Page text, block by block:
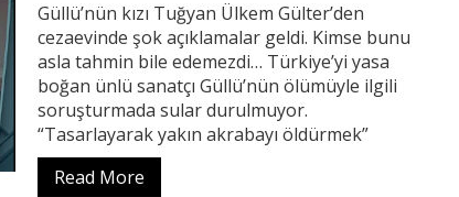
Güllü’nün kızı Tuğyan Ülkem Gülter’den
cezaevinde şok açıklamalar geldi. Kimse bunu
asla tahmin bile edemezdi… Türkiye’yi yasa
boğan ünlü sanatçı Güllü’nün ölümüyle ilgili
soruşturmada sular durulmuyor.
“Tasarlayarak yakın akrabayı öldürmek”
Read More